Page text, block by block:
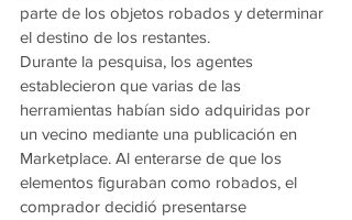
parte de los objetos robados y determinar
el destino de los restantes.
Durante la pesquisa, los agentes
establecieron que varias de las
herramientas habían sido adquiridas por
un vecino mediante una publicación en
Marketplace. Al enterarse de que los
elementos figuraban como robados, el
comprador decidió presentarse